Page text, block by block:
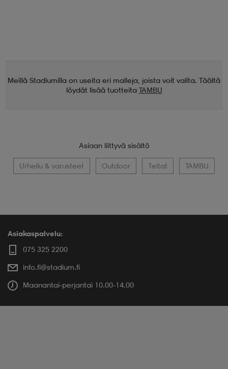
Meillä Stadiumilla on useita eri malleja, joista voit valita. Täältä
löydät lisää tuotteita TAMBU
Asiaan liittyvä sisältö
Urheilu & varusteet Outdoor Teltat TAMBU
Asiakaspalvelu:
075 325 2200
info.fi@stadium.fi
Maanantai-perjantai 10.00-14.00